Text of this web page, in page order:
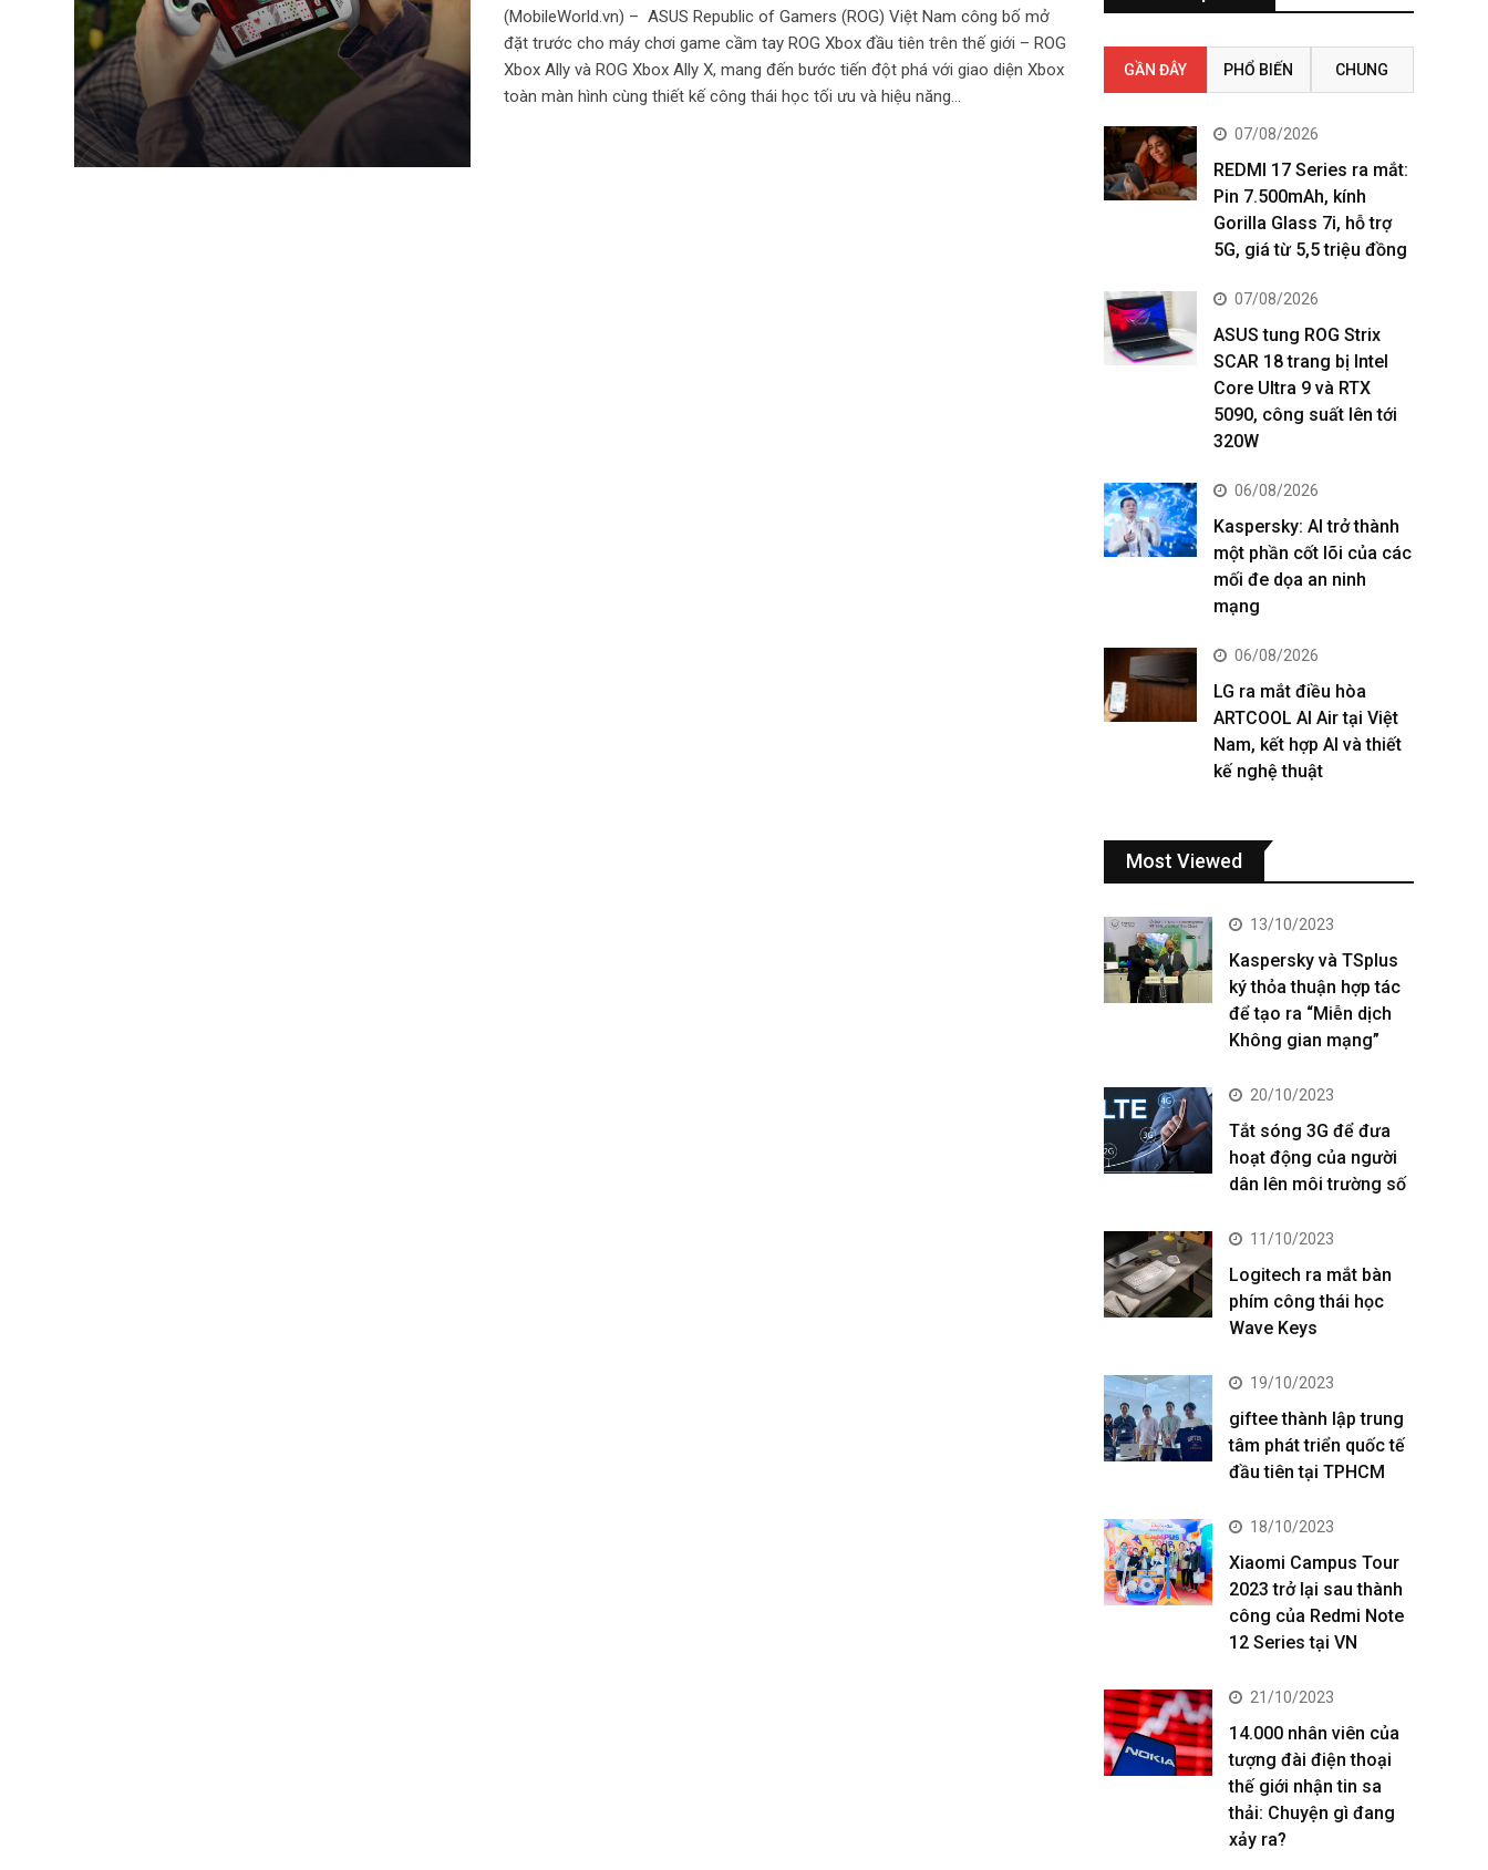
(MobileWorld.vn) – ASUS Republic of Gamers (ROG) Việt Nam công bố mở
đặt trước cho máy chơi game cầm tay ROG Xbox đầu tiên trên thế giới – ROG
Xbox Ally và ROG Xbox Ally X, mang đến bước tiến đột phá với giao diện Xbox
toàn màn hình cùng thiết kế công thái học tối ưu và hiệu năng…
GẦN ĐÂY PHỔ BIẾN CHUNG
07/08/2026
REDMI 17 Series ra mắt:
Pin 7.500mAh, kính
Gorilla Glass 7i, hỗ trợ
5G, giá từ 5,5 triệu đồng
07/08/2026
ASUS tung ROG Strix
SCAR 18 trang bị Intel
Core Ultra 9 và RTX
5090, công suất lên tới
320W
06/08/2026
Kaspersky: AI trở thành
một phần cốt lõi của các
mối đe dọa an ninh
mạng
06/08/2026
LG ra mắt điều hòa
ARTCOOL AI Air tại Việt
Nam, kết hợp AI và thiết
kế nghệ thuật
Most Viewed
13/10/2023
Kaspersky và TSplus
ký thỏa thuận hợp tác
để tạo ra “Miễn dịch
Không gian mạng”
20/10/2023
Tắt sóng 3G để đưa
hoạt động của người
dân lên môi trường số
11/10/2023
Logitech ra mắt bàn
phím công thái học
Wave Keys
19/10/2023
giftee thành lập trung
tâm phát triển quốc tế
đầu tiên tại TPHCM
18/10/2023
Xiaomi Campus Tour
2023 trở lại sau thành
công của Redmi Note
12 Series tại VN
21/10/2023
14.000 nhân viên của
tượng đài điện thoại
thế giới nhận tin sa
thải: Chuyện gì đang
xảy ra?